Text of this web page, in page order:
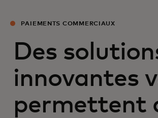
PAIEMENTS COMMERCIAUX
Des
innovantes
permettent